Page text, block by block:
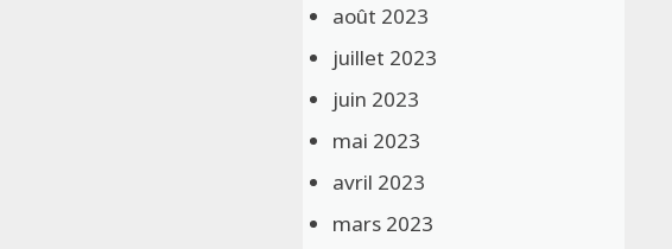
août 2023
juillet 2023
juin 2023
mai 2023
avril 2023
mars 2023